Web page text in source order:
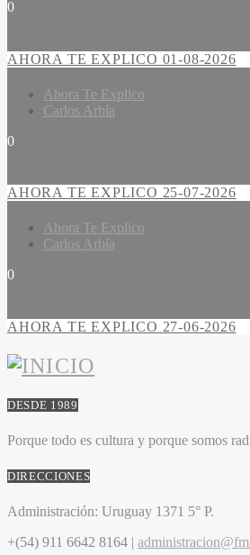
0
AHORA TE EXPLICO 01-08-2026
Ahora Te Explico
Carlos Arbía
0
AHORA TE EXPLICO 25-07-2026
Ahora Te Explico
Carlos Arbía
0
AHORA TE EXPLICO 27-06-2026
DESDE 1989
Porque todo es cultura y porque somos
DIRECCIONES
Administración: Uruguay 1371 5° P.
+(54) 911 6642 8164 |